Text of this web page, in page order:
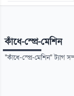
কাঁধে-স্প্রে-মেশিন
"কাঁধে-স্প্রে-মেশিন" ট্যাগ